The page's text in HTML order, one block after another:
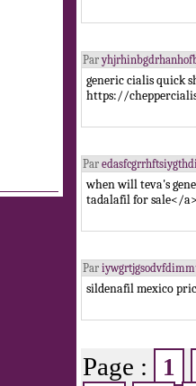
Par
generic cialis quick
https://
Par
when will teva's
tadalafil for sale</
Par
sildenafil mexico
Page :
1